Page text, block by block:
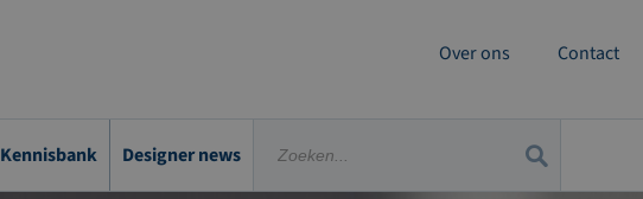
Over ons Contact
Kennisbank Designer news